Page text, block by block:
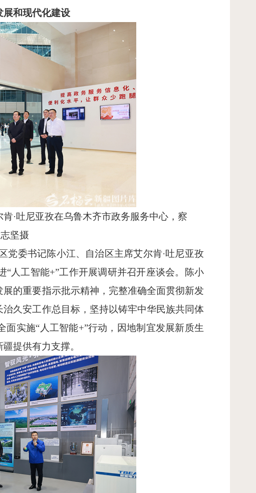
展和现代化建设
·吐尼亚孜在乌鲁木齐市政务服务中心，察
坚摄
党委书记陈小江、自治区主席艾尔肯·吐尼亚孜
人工智能+”工作开展调研并召开座谈会。陈小
的重要指示批示精神，完整准确全面贯彻新发
久安工作总目标，坚持以铸牢中华民族共同体
实施“人工智能+”行动，因地制宜发展新质生
提供有力支撑。